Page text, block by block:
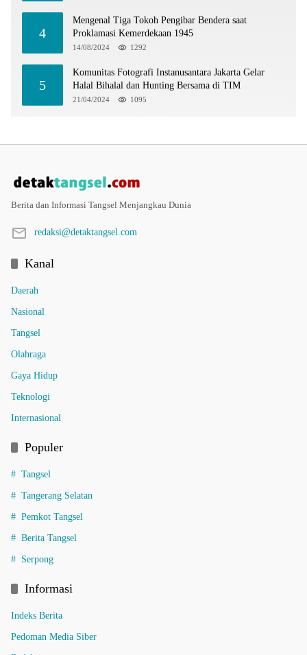
4
Mengenal Tiga Tokoh Pengibar Bendera saat
Proklamasi Kemerdekaan 1945
14/08/2024 1292
5
Komunitas Fotografi Instanusantara Jakarta Gelar
Halal Bihalal dan Hunting Bersama di TIM
21/04/2024 1095
Berita dan Informasi Tangsel Menjangkau Dunia
redaksi@detaktangsel.com
Kanal
Daerah
Nasional
Tangsel
Olahraga
Gaya Hidup
Teknologi
Internasional
Populer
Tangsel
Tangerang Selatan
Pemkot Tangsel
Berita Tangsel
Serpong
Informasi
Indeks Berita
Pedoman Media Siber